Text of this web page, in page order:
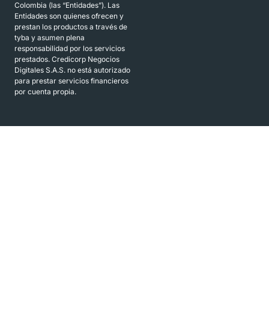
Colombia (las “Entidades”). Las
Entidades son quienes ofrecen y
prestan los productos a través de
tyba y asumen plena
responsabilidad por los servicios
prestados. Credicorp Negocios
Digitales S.A.S. no está autorizado
para prestar servicios financieros
por cuenta propia.